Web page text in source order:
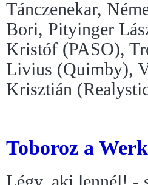
Tánczenekar,
Bori, Pityinger
Kristóf (PASO),
Livius (Quimby),
Krisztián
Toboroz a